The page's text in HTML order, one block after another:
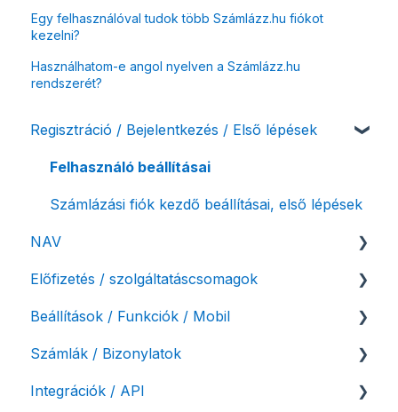
Egy felhasználóval tudok több Számlázz.hu fiókot
kezelni?
Használhatom-e angol nyelven a Számlázz.hu
rendszerét?
Regisztráció / Bejelentkezés / Első lépések
Felhasználó beállításai
Számlázási fiók kezdő beállításai, első lépések
NAV
NAV online adatszolgáltatás
Adóhatósági ellenőrzés adatszolgáltatás
NAV pénztárgép feladás (PTGSZLAH)
Számlaverzum
Előfizetés / szolgáltatáscsomagok
Szolgáltatáscsomag kiválasztása
Szolgáltatáscsomag módosítása
Fiók / felhasználó törlése
Beállítások / Funkciók / Mobil
Számlakészítés
Mobilapplikáció / MostSzámlázz
Számlák / Bizonylatok
Sztornó-, és helyesbítő számla
Integrációk / API